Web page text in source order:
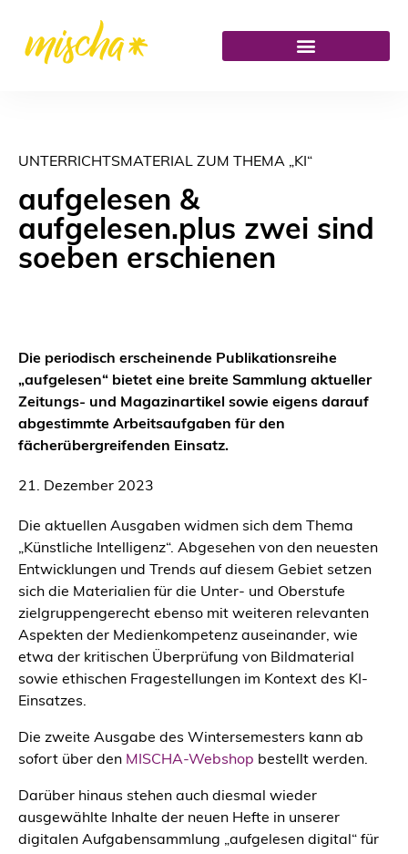
UNTERRICHTSMATERIAL ZUM THEMA „KI“
aufgelesen &
aufgelesen.plus zwei sind
soeben erschienen
Die periodisch erscheinende Publikationsreihe
„aufgelesen“ bietet eine breite Sammlung aktueller
Zeitungs- und Magazinartikel sowie eigens darauf
abgestimmte Arbeitsaufgaben für den
fächerübergreifenden Einsatz.
21. Dezember 2023
Die aktuellen Ausgaben widmen sich dem Thema
„Künstliche Intelligenz“. Abgesehen von den neuesten
Entwicklungen und Trends auf diesem Gebiet setzen
sich die Materialien für die Unter- und Oberstufe
zielgruppengerecht ebenso mit weiteren relevanten
Aspekten der Medienkompetenz auseinander, wie
etwa der kritischen Überprüfung von Bildmaterial
sowie ethischen Fragestellungen im Kontext des KI-
Einsatzes.
Die zweite Ausgabe des Wintersemesters kann ab
sofort über den MISCHA-Webshop bestellt werden.
Darüber hinaus stehen auch diesmal wieder
ausgewählte Inhalte der neuen Hefte in unserer
digitalen Aufgabensammlung „aufgelesen digital“ für